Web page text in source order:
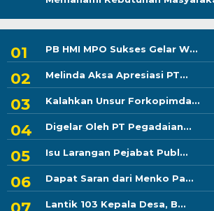
PB HMI MPO Sukses Gelar W...
Melinda Aksa Apresiasi PT...
Kalahkan Unsur Forkopimda...
Digelar Oleh PT Pegadaian...
Isu Larangan Pejabat Publ...
Dapat Saran dari Menko Pa...
Lantik 103 Kepala Desa, B...